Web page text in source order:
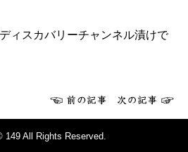
ィスカバリーチャンネル漬けで
149 All Rights Reserved.